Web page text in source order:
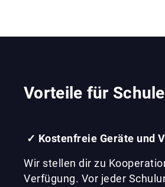
Vorteile für
✓ Kostenfreie Geräte und
Wir stellen dir zu
Verfügung. Vor jeder